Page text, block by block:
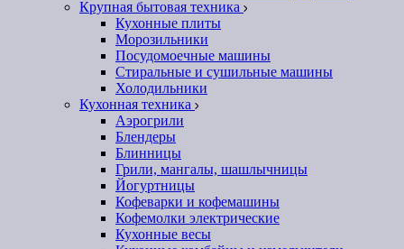
Крупная бытовая техника
Кухонные плиты
Морозильники
Посудомоечные машины
Стиральные и сушильные машины
Холодильники
Кухонная техника
Аэрогрили
Блендеры
Блинницы
Грили, мангалы, шашлычницы
Йогуртницы
Кофеварки и кофемашины
Кофемолки электрические
Кухонные весы